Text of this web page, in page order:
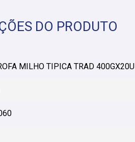
DO PRODUTO
MILHO TIPICA TRAD 400GX20U